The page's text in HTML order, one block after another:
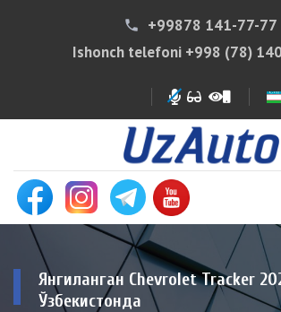
phone
+99878 141-77-77
Ishonch telefoni +998 (78)
Янгиланган Chevrolet Tracker
Ўзбекистонда